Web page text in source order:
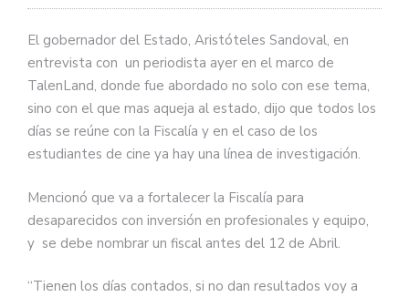
El gobernador del Estado, Aristóteles Sandoval, en
entrevista con un periodista ayer en el marco de
TalenLand, donde fue abordado no solo con ese tema,
sino con el que mas aqueja al estado, dijo que todos los
días se reúne con la Fiscalía y en el caso de los
estudiantes de cine ya hay una línea de investigación.
Mencionó que va a fortalecer la Fiscalía para
desaparecidos con inversión en profesionales y equipo,
y se debe nombrar un fiscal antes del 12 de Abril.
“Tienen los días contados, si no dan resultados voy a